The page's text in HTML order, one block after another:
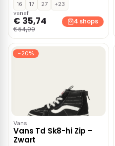
16 17 27
+23
vanaf
€ 35,74
€ 54,99
4 shops
−20%
Vans
Vans Td Sk8-hi Zip –
Zwart